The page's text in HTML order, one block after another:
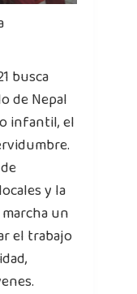
busca
de Nepal
infantil, el
y la
un
el trabajo